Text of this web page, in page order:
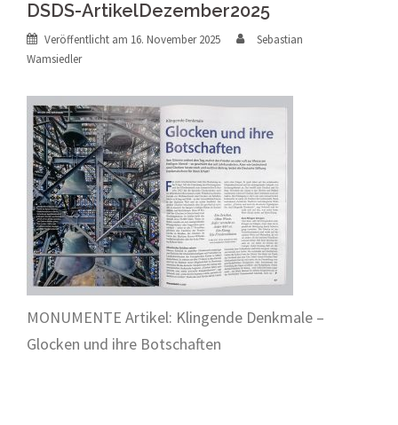
DSDS-ArtikelDezember2025
Veröffentlicht am 16. November 2025
Sebastian
Wamsiedler
MONUMENTE Artikel: Klingende Denkmale –
Glocken und ihre Botschaften